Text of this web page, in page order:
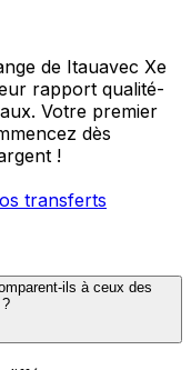
de Itauavec Xe
rapport qualité-
Votre premier
dès
!
transferts
ils à ceux des